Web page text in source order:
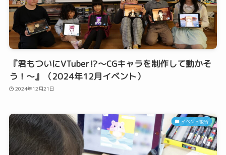
『君もついにVTuber⁉️〜CGキャラを制作して動かそ
う！〜』（2024年12月イベント）
2024年12月21日
イベント報告